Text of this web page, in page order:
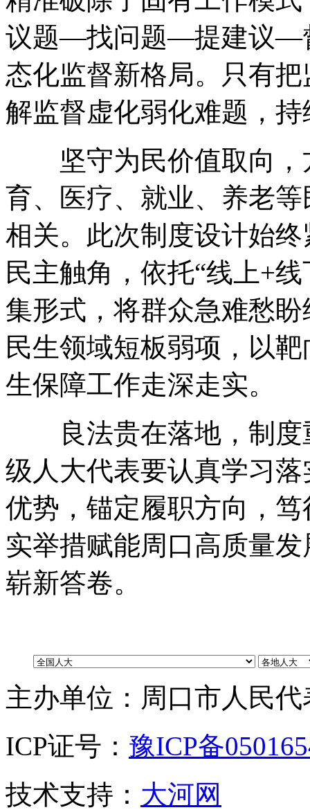
议题—找问题—提建议—
态化监督新格局。
只有
解监督虚化弱化难题 ， 持
坚守为民价值取向 ，
育、医疗、就业、养老
相关。 此次制度设计始
民主触角 ， 依托“线上+
集形式 ， 将群众急难愁
民生领域短板弱项 ， 以
生保障工作走深走实。
良法贵在落地 ， 制度
级人大代表要认真学习落
优势 ， 锚定履职方向 ， 笃
实举措赋能周口高质量发
崭新答卷。
主办单位：周口市人民
ICP证号： 豫ICP备
技术支持： 大河网